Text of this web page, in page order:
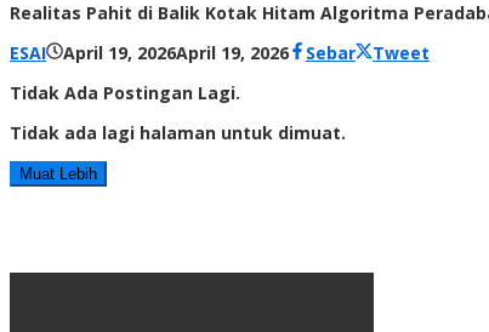
Realitas Pahit di Balik Kotak Hitam Algoritma
ESAI
April 19, 2026April 19, 2026olehSebar
Tweet
Tidak Ada Postingan Lagi.
Tidak ada lagi halaman untuk dimuat.
Muat Lebih